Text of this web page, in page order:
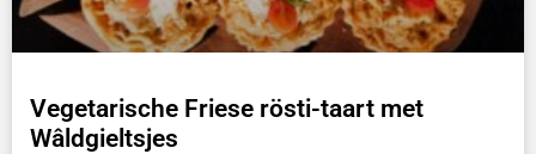
Vegetarische Friese rösti-taart met
Wâldgieltsjes